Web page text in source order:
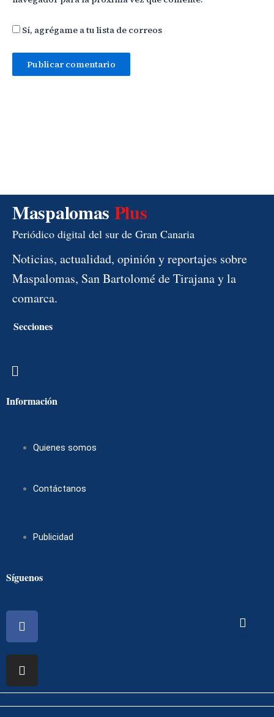
Sí, agrégame a tu lista de correos
Maspalomas Plus
Periódico digital del sur de Gran Canaria
Noticias, actualidad, opinión y reportajes sobre
Maspalomas, San Bartolomé de Tirajana y la
comarca.
Secciones
Menú
Información
Quienes somos
Contáctanos
Publicidad
Síguenos
Facebook
Instagram